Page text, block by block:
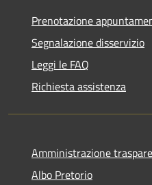
Prenotazione
Segnalazione disservizio
Leggi le FAQ
Richiesta assistenza
Amministrazione
Albo Pretorio